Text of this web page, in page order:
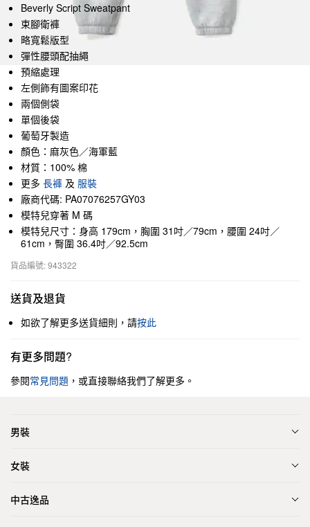
Beverly Script Sweatpant
束腳衛褲
略寬鬆版型
彈性腰頭配抽繩
預縮處理
左側飾有圖案印花
兩個側袋
單個後袋
葡萄牙製造
顏色：麻灰色／海軍藍
材質：100% 棉
更多 長褲 及 服裝
廠商代碼: PA07076257GY03
模特兒穿著 M 碼
模特兒尺寸：身高 179cm，胸圍 31吋／79cm，腰圍 24吋／
61cm，臀圍 36.4吋／92.5cm
貨品編號: 943322
送貨及退貨
如欲了解更多送貨細則，請按此
有更多問題?
參閱常見問題 ，或直接聯絡我們了解更多。
男裝
女裝
中古逸品